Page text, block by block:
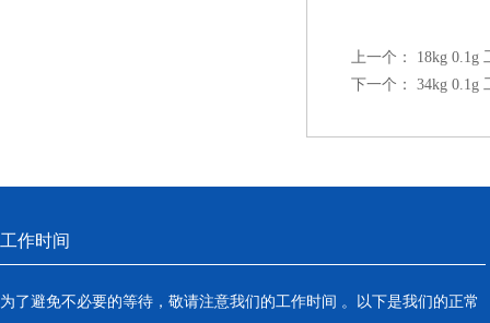
上一个：
18kg 0.1g
下一个：
34kg 0.1g
工作时间
为了避免不必要的等待，敬请注意我们的工作时间 。以下是我们的正常